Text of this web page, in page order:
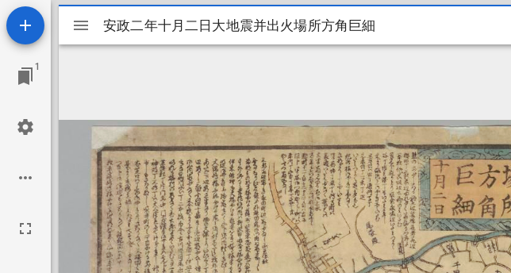
1
Mirador
ビ
ー
安政二年十月二日大地震并出火場所方角巨細
安政二年十月二日大地震并出火場所方角巨細